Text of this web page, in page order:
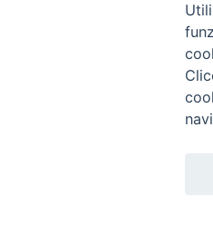
Copyright © 2019 -